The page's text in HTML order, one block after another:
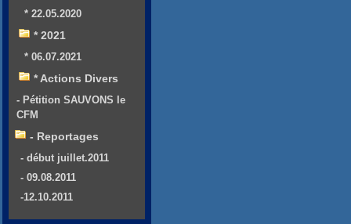
* 22.05.2020
* 2021
* 06.07.2021
* Actions Divers
- Pétition SAUVONS le
CFM
- Reportages
- début juillet.2011
- 09.08.2011
-12.10.2011